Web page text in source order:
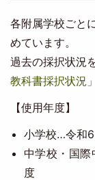
各附属学校ごと
めています。
過去の採択状況
教科書採択状況」
【使用年度】
小学校…令和
中学校・国
度